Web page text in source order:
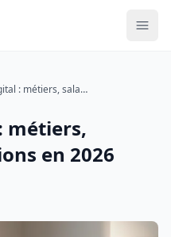
salaires et formations en 2026
métiers,
en 2026